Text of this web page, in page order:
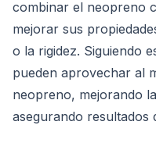
combinar el neopreno
mejorar sus
o la rigidez. Siguiendo
pueden aprovechar al
neopreno, mejorando
asegurando resultados